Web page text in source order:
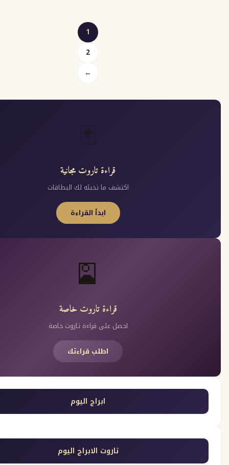
pagination
قراءة تاروت مجانية
اكتشف ما تخبئه لك البطاقات
ابدأ القراءة
قراءة تاروت خاصة
احصل على قراءة تاروت خاصة
تاروت الابراج اليوم